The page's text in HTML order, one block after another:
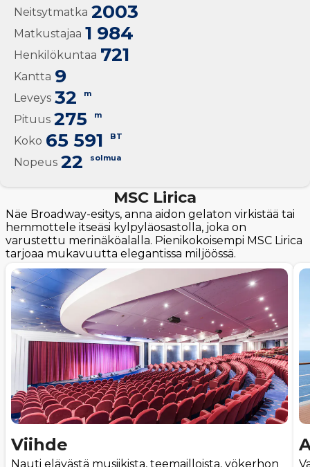
Neitsytmatka 2003
Matkustajaa 1 984
Henkilökuntaa 721
Kantta 9
Leveys 32 m
Pituus 275 m
Koko 65 591 BT
Nopeus 22 solmua
MSC Lirica
Näe Broadway-esitys, anna aidon gelaton virkistää tai
hemmottele itseäsi kylpyläosastolla, joka on
varustettu merinäköalalla. Pienikokoisempi MSC Lirica
tarjoaa mukavuutta elegantissa miljöössä.
Viihde
Nauti elävästä musiikista, teemailloista, yökerhon